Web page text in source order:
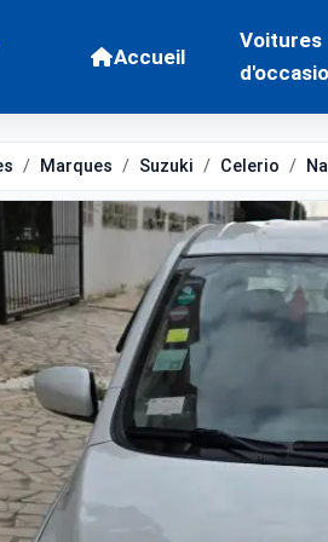
Accueil
Voitures
Marques Suzuki Celerio